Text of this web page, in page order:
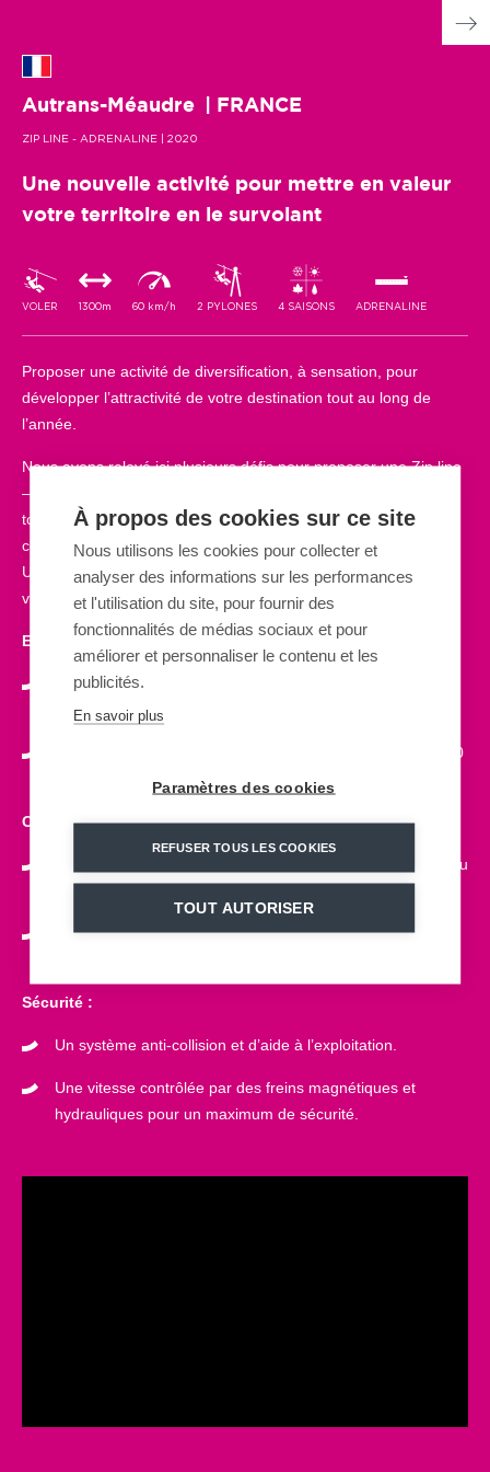
Autrans-Méaudre | FRANCE
ZIP LINE - ADRENALINE | 2020
Une nouvelle activité pour mettre en valeur
votre territoire en le survolant
VOLER 1300m 60 km/h 2 PYLONES 4 SAISONS ADRENALINE
Proposer une activité de diversification, à sensation, pour
développer l’attractivité de votre destination tout au long de
l’année.
Nous avons relevé ici plusieurs défis pour proposer une Zip line
– Adrenaline de haute technologie, capable d’épouser la
topographie du site et de franchir les ruptures de pente grâce à
ces 2 pylônes.
Un atout de taille pour la station avec cette nouvelle activité qui
vient en complément de l’offre existante.
Expérience :
Une expérience nouvelle et spectaculaire destinée aux
amateurs de sensations.
Une longueur de 1 300m pour une vitesse allant jusqu’à 70
Customisation :
Une activité différenciante pour attirer votre clientèle tout au
Une implantation rendue possible sur tous les profils grâce
Sécurité :
Un système anti-collision et d’aide à l’exploitation.
Une vitesse contrôlée par des freins magnétiques et
hydrauliques pour un maximum de sécurité.
À propos des cookies sur ce site
Nous utilisons les cookies pour collecter et
analyser des informations sur les performances
et l'utilisation du site, pour fournir des
fonctionnalités de médias sociaux et pour
améliorer et personnaliser le contenu et les
publicités.
En savoir plus
Paramètres des cookies
REFUSER TOUS LES COOKIES
TOUT AUTORISER